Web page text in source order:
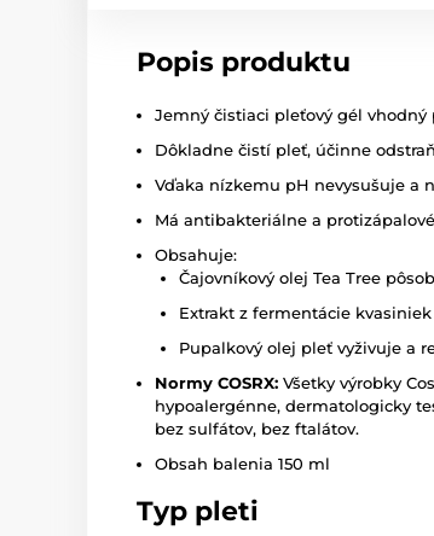
Popis produktu
Jemný čistiaci pleťový gél vhodný
Dôkladne čistí pleť, účinne
Vďaka nízkemu pH nevysušuje a
Má antibakteriálne a
Obsahuje:
Čajovníkový olej Tea Tree
Extrakt z fermentácie
Pupalkový olej pleť vyživuje a
Normy COSRX: Všetky výrobky
hypoalergénne, dermatologicky
bez sulfátov, bez ftalátov.
Obsah balenia 150 ml
Typ pleti